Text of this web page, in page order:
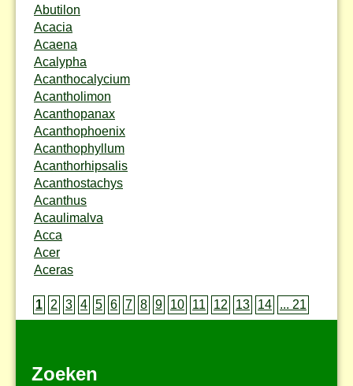
Abutilon
Acacia
Acaena
Acalypha
Acanthocalycium
Acantholimon
Acanthopanax
Acanthophoenix
Acanthophyllum
Acanthorhipsalis
Acanthostachys
Acanthus
Acaulimalva
Acca
Acer
Aceras
1 2 3 4 5 6 7 8 9 10 11 12 13 14 ... 21
Zoeken